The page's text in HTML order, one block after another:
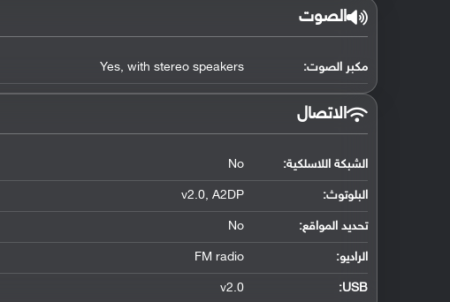
الصوت
مكبر الصوت: Yes, with stereo speakers
الاتصال
الشبكة اللاسلكية: No
البلوتوث:
v2.0, A2DP
تحديد المواقع:
No
الراديو: FM radio
USB
:
v2.0